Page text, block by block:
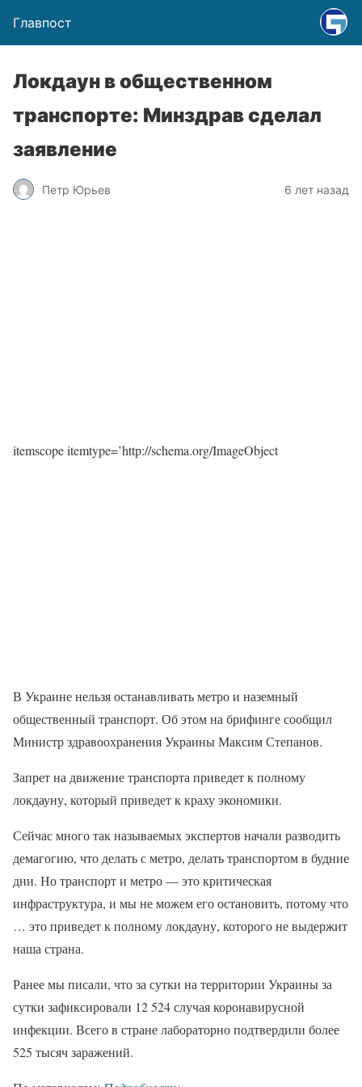
Главпост
Локдаун в общественном
транспорте: Минздрав сделал
заявление
Петр Юрьев 6 лет назад
itemscope itemtype=’http://schema.org/ImageObject
В Украине нельзя останавливать метро и наземный
общественный транспорт. Об этом на брифинге сообщил
Министр здравоохранения Украины Максим Степанов.
Запрет на движение транспорта приведет к полному
локдауну, который приведет к краху экономики.
Сейчас много так называемых экспертов начали разводить
демагогию, что делать с метро, ​​делать транспортом в будние
дни. Но транспорт и метро — это критическая
инфраструктура, и мы не можем его остановить, потому что
… это приведет к полному локдауну, которого не выдержит
наша страна.
Ранее мы писали, что за сутки на территории Украины за
сутки зафиксировали 12 524 случая коронавирусной
инфекции. Всего в стране лабораторно подтвердили более
525 тысяч заражений.